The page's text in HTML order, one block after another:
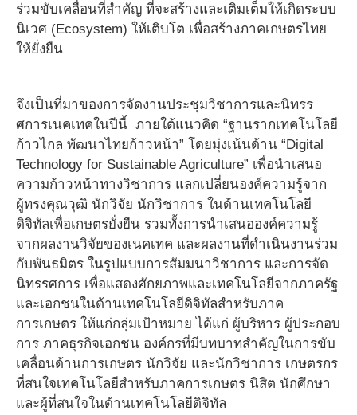
ร่วมขับเคลื่อนที่สำคัญ ที่จะสร้างและเติมเต็มให้เกิดระบบ
นิเวศ (Ecosystem) ให้เติบโต เพื่อสร้างภาคเกษตรไทย
ให้ยั่งยืน
จึงเป็นที่มาของการจัดงานประชุมวิชาการและนิทรร
ศการเนคเทคในปีนี้ ภายใต้แนวคิด “ฐานรากเทคโนโลยี
ก้าวไกล พัฒนาไทยก้าวหน้า” โดยมุ่งเน้นด้าน “Digital
Technology for Sustainable Agriculture” เพื่อนำเสนอ
ความก้าวหน้าทางวิชาการ แลกเปลี่ยนองค์ความรู้จาก
ผู้ทรงคุณวุฒิ นักวิจัย นักวิชาการ ในด้านเทคโนโลยี
ดิจิทัลเพื่อเกษตรยั่งยืน รวมทั้งการนำเสนอองค์ความรู้
จากผลงานวิจัยของเนคเทค และผลงานที่ดำเนินงานร่วม
กับพันธมิตร ในรูปแบบการสัมมนาวิชาการ และการจัด
นิทรรศการ เพื่อแสดงศักยภาพและเทคโนโลยีจากภาครัฐ
และเอกชนในด้านเทคโนโลยีดิจิทัลสำหรับภาค
การเกษตร ให้แก่กลุ่มเป้าหมาย ได้แก่ ผู้บริหาร ผู้ประกอบ
การ ภาคธุรกิจเอกชน องค์กรที่มีบทบาทสำคัญในการขับ
เคลื่อนด้านการเกษตร นักวิจัย และนักวิชาการ เกษตรกร
ที่สนใจเทคโนโลยีสำหรับภาคการเกษตร นิสิต นักศึกษา
และผู้ที่สนใจในด้านเทคโนโลยีดิจิทัล